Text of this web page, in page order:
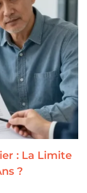
: La Limite
?